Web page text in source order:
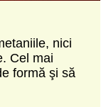
nici
Cel mai
formă şi să